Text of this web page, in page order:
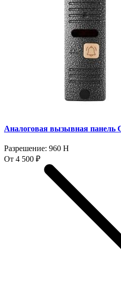
Аналоговая вызывная панель
Разрешение: 960 H
От 4 500 ₽